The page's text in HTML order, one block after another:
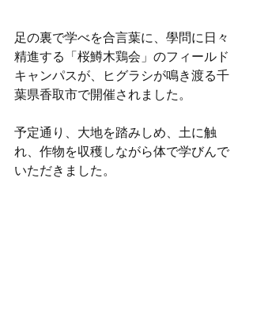
足の裏で学べを合言葉に、學問に日々
精進する「桜鱒木鶏会」のフィールド
キャンパスが、ヒグラシが鳴き渡る千
葉県香取市で開催されました。
予定通り、大地を踏みしめ、土に触
れ、作物を収穫しながら体で学びんで
いただきました。